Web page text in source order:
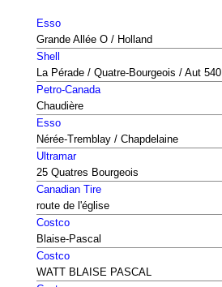
Esso
Grande Allée O / Holland
Shell
La Pérade / Quatre-Bourgeois / Aut 540
Petro-Canada
Chaudière
Esso
Nérée-Tremblay / Chapdelaine
Ultramar
25 Quatres Bourgeois
Canadian Tire
route de l'église
Costco
Blaise-Pascal
Costco
WATT BLAISE PASCAL